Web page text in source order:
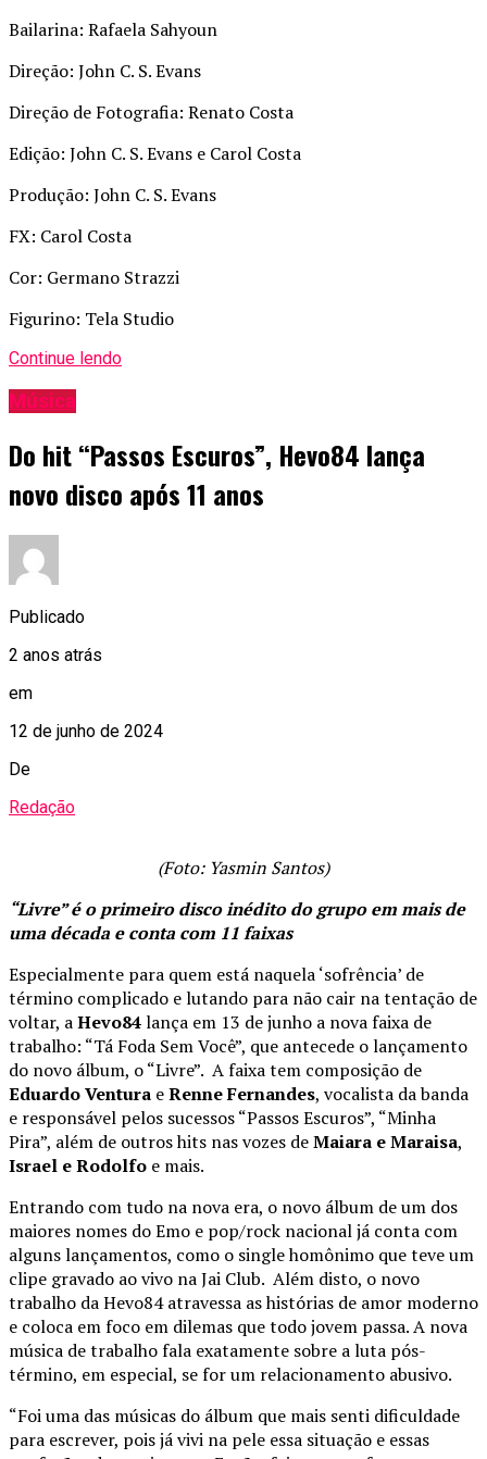
Bailarina: Rafaela Sahyoun
Direção: John C. S. Evans
Direção de Fotografia: Renato Costa
Edição: John C. S. Evans e Carol Costa
Produção: John C. S. Evans
FX: Carol Costa
Cor: Germano Strazzi
Figurino: Tela Studio
Continue lendo
Música
Do hit “Passos Escuros”, Hevo84 lança
novo disco após 11 anos
Publicado
2 anos atrás
em
12 de junho de 2024
De
Redação
(Foto: Yasmin Santos)
“Livre” é o primeiro disco inédito do grupo em mais de
uma década e conta com 11 faixas
Especialmente para quem está naquela ‘sofrência’ de
término complicado e lutando para não cair na tentação de
voltar, aHevo84lança em 13 de junho a nova faixa de
trabalho: “Tá Foda Sem Você”, que antecede o lançamento
do novo álbum, o “Livre”. A faixa tem composição de
Eduardo Ventura eRenne Fernandes, vocalista da banda
e responsável pelos sucessos “Passos Escuros”, “Minha
Pira”, além de outros hits nas vozes deMaiara e Maraisa,
Israel e Rodolfo e mais.
Entrando com tudo na nova era, o novo álbum de um dos
maiores nomes do Emo e pop/rock nacional já conta com
alguns lançamentos, como o single homônimo que teve um
clipe gravado ao vivo na Jai Club. Além disto, o novo
trabalho da Hevo84 atravessa as histórias de amor moderno
e coloca em foco em dilemas que todo jovem passa. A nova
música de trabalho fala exatamente sobre a luta pós-
término, em especial, se for um relacionamento abusivo.
“Foi uma das músicas do álbum que mais senti dificuldade
para escrever, pois já vivi na pele essa situação e essas